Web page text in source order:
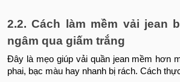
2.2. Cách làm mềm vải jean
ngâm qua giấm trắng
Đây là mẹo giúp vải quần jean mềm hơn
phai, bạc màu hay nhanh bị rách. Cách